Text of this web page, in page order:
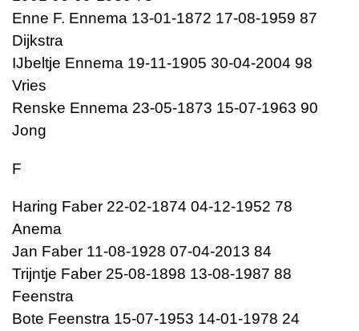
Enne F. Ennema 13-01-1872 17-08-1959 87
Dijkstra
IJbeltje Ennema 19-11-1905 30-04-2004 98
Vries
Renske Ennema 23-05-1873 15-07-1963 90
Jong
F
Haring Faber 22-02-1874 04-12-1952 78
Anema
Jan Faber 11-08-1928 07-04-2013 84
Trijntje Faber 25-08-1898 13-08-1987 88
Feenstra
Bote Feenstra 15-07-1953 14-01-1978 24